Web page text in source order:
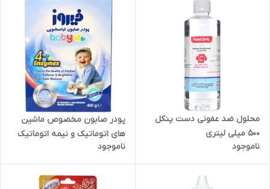
محلول ضد عفونی دست پنکل
500 میلی لیتری
ناموجود
پودر صابون مخصوص ماشین
های اتوماتیک و نیمه اتوماتیک
فیروز
ناموجود